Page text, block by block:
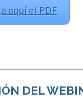
aquí el PDF
DEL